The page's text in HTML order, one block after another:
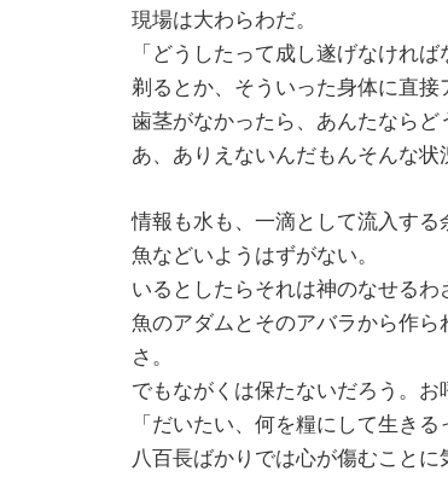
現場は大わらわだ。
「どうしたって成し遂げなけれ
剃るとか、そういった身体に直
歯茎がなかったら、あんたなら
あ、ありえないんだもんそんな状
情報も水も、一滴として流入する
魚などいようはずがない。
いるとしたらそれは神のなせるわ
魚のアダムとそのアバラから作
さ。
でもながくは保たないだろう。お
「だいたい、何を糧にして生きる
八百長ばかりでは心が傷むことに